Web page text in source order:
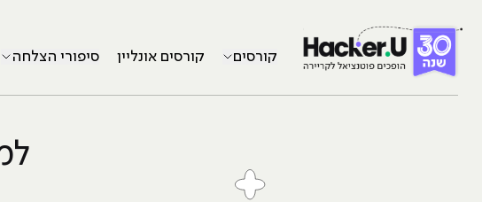
קורסים קורסים אונליין סיפורי הצלחה